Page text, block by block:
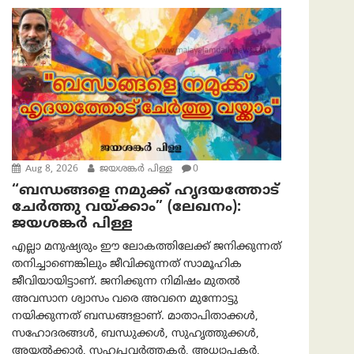
Aug 8, 2026 ജയശങ്കര്‍ പിള്ള 0
“ബന്ധങ്ങളെ നമുക്ക് ഹൃദയത്തോട്
ചേർത്തു വയ്ക്കാം” (ലേഖനം):
ജയശങ്കര്‍ പിള്ള
എല്ലാ മനുഷ്യരും ഈ ലോകത്തിലേക്ക് ജനിക്കുന്നത്
തനിച്ചാണെങ്കിലും ജീവിക്കുന്നത് സാമൂഹിക
ജീവിയായിട്ടാണ്. ജനിക്കുന്ന നിമിഷം മുതൽ
അവസാന ശ്വാസം വരെ അവനെ മുന്നോട്ടു
നയിക്കുന്നത് ബന്ധങ്ങളാണ്. മാതാപിതാക്കൾ,
സഹോദരങ്ങൾ, ബന്ധുക്കൾ, സുഹൃത്തുക്കൾ,
അയൽക്കാർ, സഹപ്രവർത്തകർ, അധ്യാപകർ,